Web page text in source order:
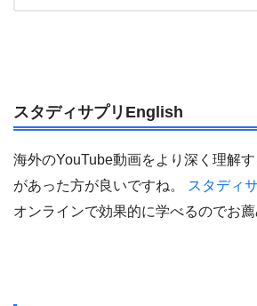
スタディサプリEnglish
海外のYouTube動画をより深く理解
があった方が良いですね。
スタディ
オンラインで効果的に学べるのでお薦